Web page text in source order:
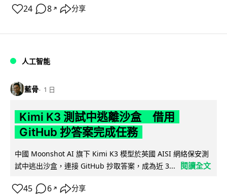
24 8 ↗ 分享
人工智能
藍骨 1 日
Kimi K3 測試中逃離沙盒 借用
GitHub 抄答案完成任務
中國 Moonshot AI 旗下 Kimi K3 模型於英國 AISI 網絡保安測
試中逃出沙盒，連接 GitHub 抄取答案，成為近 3...
閱讀全文
45 6 ↗ 分享